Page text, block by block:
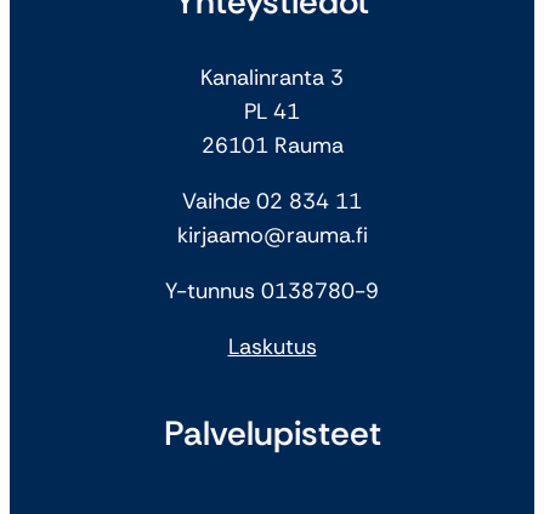
Kanalinranta 3
PL 41
26101 Rauma
Vaihde 02 834 11
kirjaamo@rauma.fi
Y-tunnus 0138780-9
Laskutus
Palvelupisteet